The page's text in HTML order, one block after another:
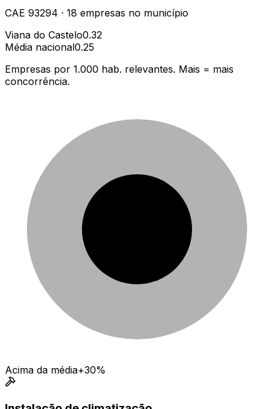
CAE 93294 · 18 empresas no município
Viana do Castelo0.32
Média nacional0.25
Empresas por 1.000 hab. relevantes. Mais = mais
concorrência.
Acima da média+30%